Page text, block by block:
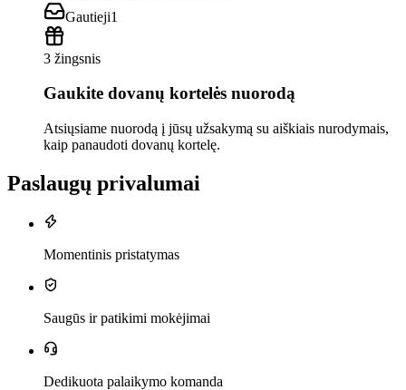
Gautieji1
3 žingsnis
Gaukite dovanų kortelės nuorodą
Atsiųsiame nuorodą į jūsų užsakymą su aiškiais nurodymais,
kaip panaudoti dovanų kortelę.
Paslaugų privalumai
Momentinis pristatymas
Saugūs ir patikimi mokėjimai
Dedikuota palaikymo komanda